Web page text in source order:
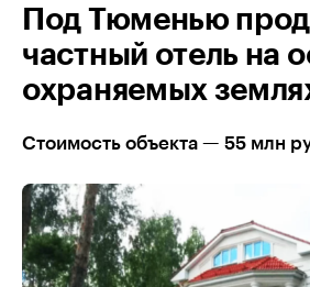
Под Тюменью
частный отель на
охраняемых
Стоимость объекта — 55 млн